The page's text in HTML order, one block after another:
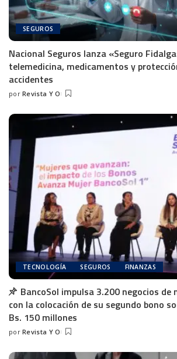
SEGUROS
Nacional Seguros lanza «Seguro
telemedicina, medicamentos y
accidentes
por Revista Y O
TECNOLOGÍA SEGUROS FINANZAS
BancoSol impulsa 3.200 negocios de
con la colocación de su segundo bono
Bs. 150 millones
por Revista Y O